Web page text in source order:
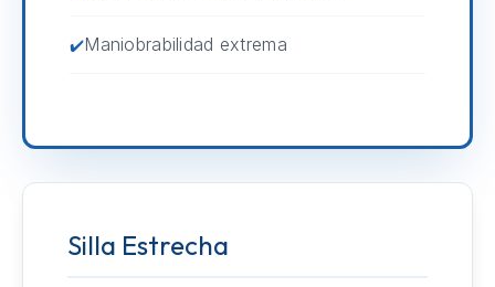
Maniobrabilidad extrema
Silla Estrecha